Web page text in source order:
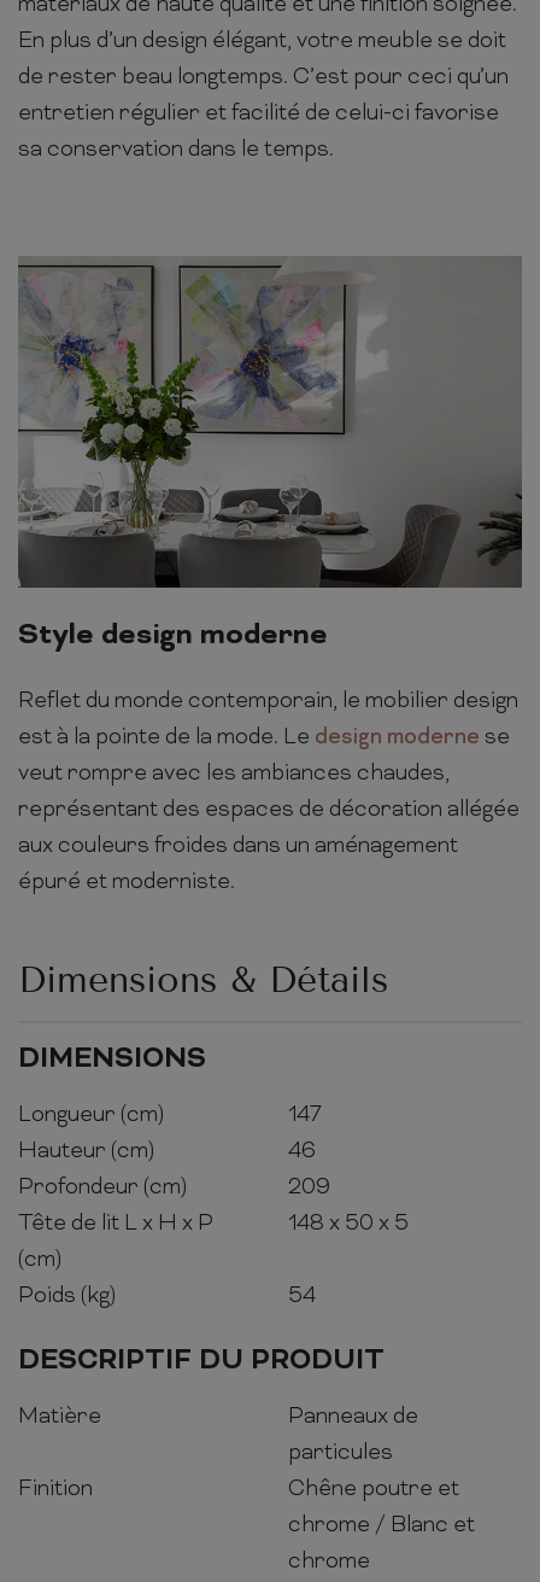
matériaux de haute qualité et une finition soignée.
En plus d’un design élégant, votre meuble se doit
de rester beau longtemps. C’est pour ceci qu’un
entretien régulier et facilité de celui-ci favorise
sa conservation dans le temps.
Style design moderne
Reflet du monde contemporain, le mobilier design
est à la pointe de la mode. Le design moderne se
veut rompre avec les ambiances chaudes,
représentant des espaces de décoration allégée
aux couleurs froides dans un aménagement
épuré et moderniste.
Dimensions & Détails
DIMENSIONS
Longueur (cm)
147
Hauteur (cm)
46
Profondeur (cm)
209
Tête de lit L x H x P
(cm)
148 x 50 x 5
Poids (kg) 54
DESCRIPTIF DU PRODUIT
Matière
Panneaux de
particules
Finition
Chêne poutre et
chrome / Blanc et
chrome